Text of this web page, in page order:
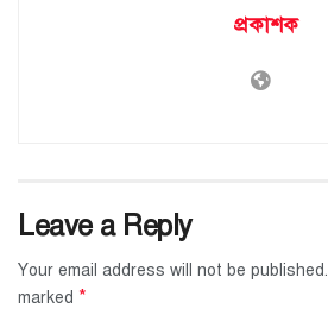
প্রকাশক
Leave a Reply
Your email address will not be published.
marked *